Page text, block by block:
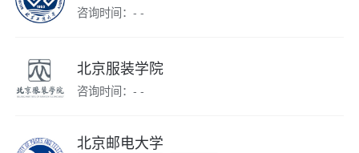
咨询时间：- -
北京服装学院
咨询时间：- -
北京邮电大学